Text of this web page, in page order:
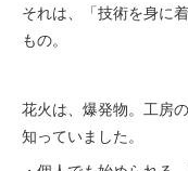
それは、「技術を身に
もの。
花火は、爆発物。工房
知っていました。